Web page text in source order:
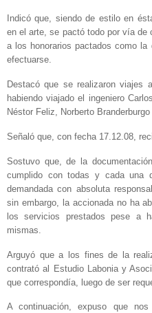
Indicó que, siendo de estilo en
en el arte, se pactó todo por vía de
a los honorarios pactados como
efectuarse.
Destacó que se realizaron viajes
habiendo viajado el ingeniero
Néstor Feliz, Norberto
Señaló que, con fecha 17.12.08,
Sostuvo que, de la
cumplido con todas y cada una
demandada con absoluta
sin embargo, la accionada no ha
los servicios prestados pese a
mismas.
Arguyó que a los fines de la
contrató al Estudio Labonia y
que correspondía, luego de ser
A continuación, expuso que